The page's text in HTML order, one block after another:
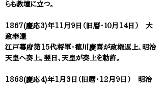
らも教壇に立つ。
1867(慶応3)年11月9日（旧暦・１０月14日） 大
政奉還
江戸幕府第15代将軍・徳川慶喜が政権返上、明治
天皇へ奏上。翌日、天皇が奏上を勅許。
1868(慶応4)年1月3日（旧暦・12月9日） 明治